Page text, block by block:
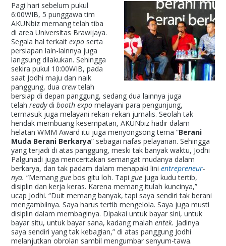
Pagi hari sebelum pukul
6:00WIB, 5 punggawa tim
AKUNbiz memang telah tiba
di area Universitas Brawijaya.
Segala hal terkaitexpo serta
persiapan lain-lainnya juga
langsung dilakukan. Sehingga
sekira pukul 10:00WIB, pada
saat Jodhi maju dan naik
panggung, duacrewtelah
bersiap di depan panggung, sedang dua lainnya juga
telahreadydibooth expo melayani para pengunjung,
termasuk juga melayani rekan-rekan jurnalis. Seolah tak
hendak membuang kesempatan, AKUNbiz hadir dalam
helatan WMM Award itu juga menyongsong tema “Berani
Muda Berani Berkarya” sebagai nafas pelayanan. Sehingga
yang terjadi di atas panggung, meski tak banyak waktu, Jodhi
Palgunadi juga menceritakan semangat mudanya dalam
berkarya, dan tak padam dalam menapaki linientrepreneur-
nya.“Memang gue bos gitu loh. Tapi gue juga kudu tertib,
disiplin dan kerja keras. Karena memang itulah kuncinya,”
ucap Jodhi. “Duit memang banyak, tapi saya sendiri tak berani
mengambilnya. Saya harus tertib mengelola. Saya juga musti
disiplin dalam membaginya. Dipakai untuk bayar sini, untuk
bayar situ, untuk bayar sana, kadang malahentek. Jadinya
saya sendiri yang tak kebagian,” di atas panggung Jodhi
melanjutkan obrolan sambil mengumbar senyum-tawa.